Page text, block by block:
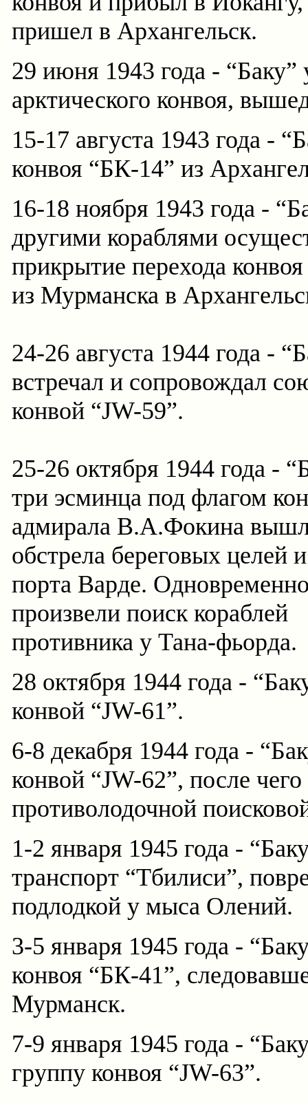
пришел в Архангельск.
29 июня 1943 года - “Баку”
арктического конвоя,
15-17 августа 1943 года -
конвоя “БК-14” из
16-18 ноября 1943 года -
другими кораблями
прикрытие перехода
из Мурманска в
24-26 августа 1944 года -
встречал и сопровождал
конвой “JW-59”.
25-26 октября 1944 года -
три эсминца под флагом
адмирала В.А.Фокина
обстрела береговых целей
порта Варде.
произвели поиск кораблей
противника у Тана-фьорда.
28 октября 1944 года -
конвой “JW-61”.
6-8 декабря 1944 года -
конвой “JW-62”, после
противолодочной
1-2 января 1945 года -
транспорт “Тбилиси”,
подлодкой у мыса Олений.
3-5 января 1945 года -
конвоя “БК-41”,
Мурманск.
7-9 января 1945 года -
группу конвоя “JW-63”.